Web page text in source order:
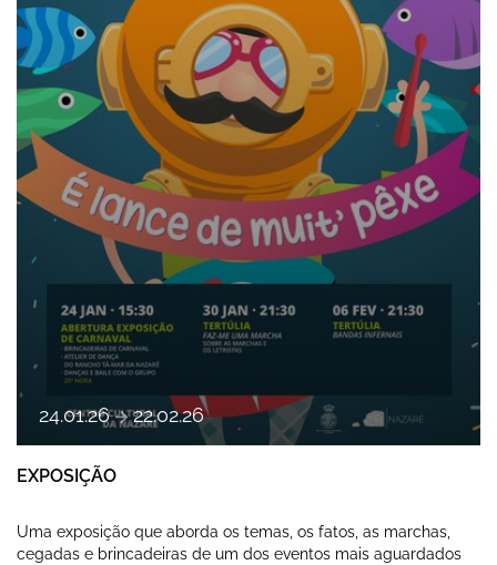
24.01.26 a 22.02.26
EXPOSIÇÃO
Uma exposição que aborda os temas, os fatos, as marchas,
cegadas e brincadeiras de um dos eventos mais aguardados